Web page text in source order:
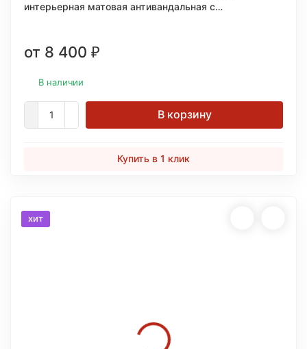
интерьерная матовая антивандальная c
от 8 400 ₽
В наличии
В корзину
Купить в 1 клик
хит